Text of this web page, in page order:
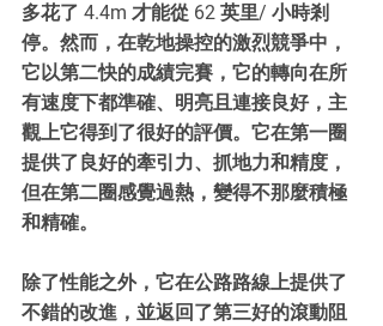
多花了 4.4m 才能從 62 英里/ 小時剎
停。然而，在乾地操控的激烈競爭中，
它以第二快的成績完賽，它的轉向在所
有速度下都準確、明亮且連接良好，主
觀上它得到了很好的評價。它在第一圈
提供了良好的牽引力、抓地力和精度，
但在第二圈感覺過熱，變得不那麼積極
和精確。
除了性能之外，它在公路路線上提供了
不錯的改進，並返回了第三好的滾動阻